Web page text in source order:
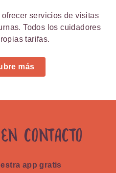
servicios de visitas
Todos los cuidadores
tarifas.
más
contacto
app gratis